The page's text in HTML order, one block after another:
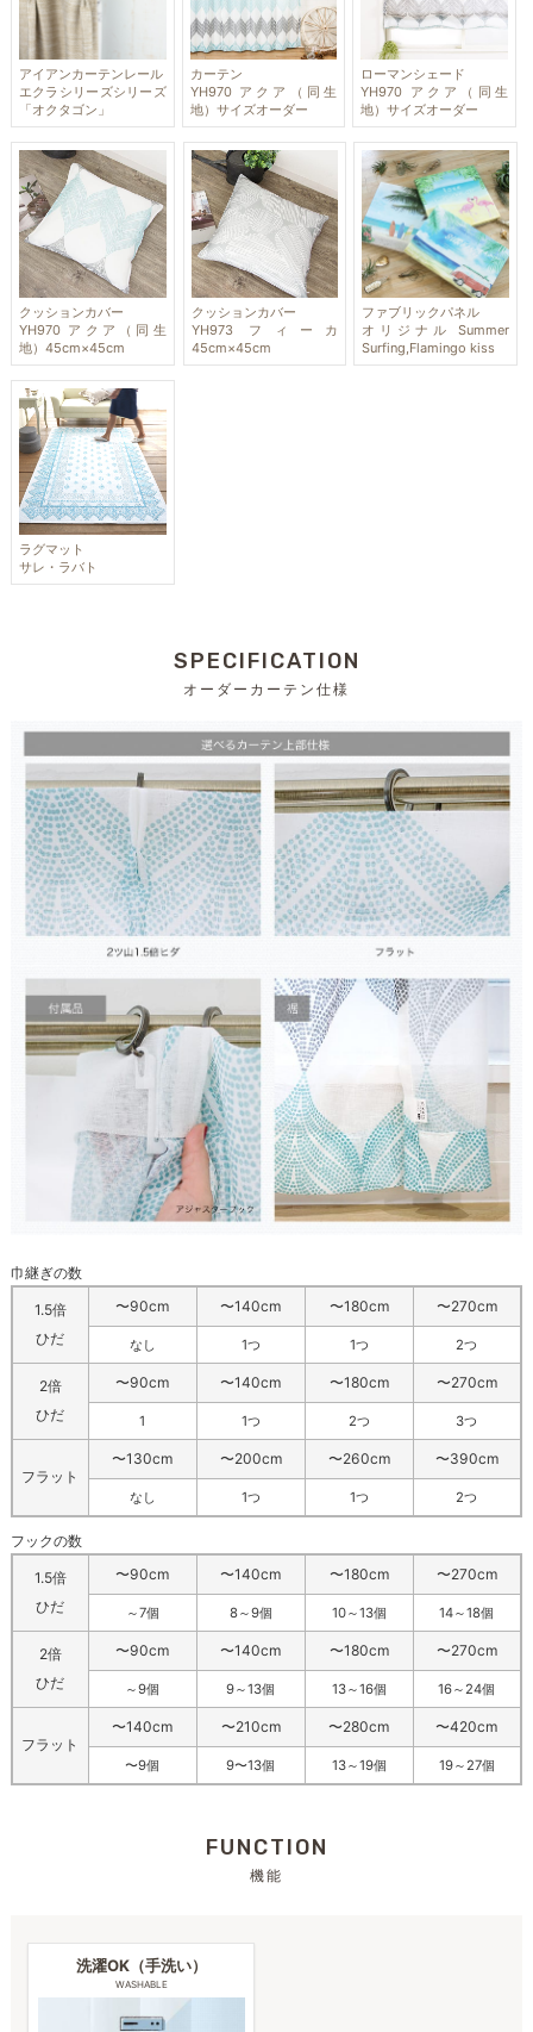
アイアンカーテンレール
エクラシリーズシリーズ
「オクタゴン」
カーテン
YH970 アクア（同生
地）サイズオーダー
ローマンシェード
YH970 アクア（同生
地）サイズオーダー
クッションカバー
YH970 アクア（同生
地）45cm×45cm
クッションカバー
YH973 フィーカ
45cm×45cm
ファブリックパネル
オリジナル Summer
Surfing,Flamingo kiss
ラグマット
サレ・ラバト
SPECIFICATION
オーダーカーテン仕様
巾継ぎの数
1.5倍
ひだ
〜90cm 〜140cm 〜180cm 〜270cm
なし 1つ 1つ 2つ
2倍
ひだ
〜90cm 〜140cm 〜180cm 〜270cm
1 1つ 2つ 3つ
フラット
〜130cm 〜200cm 〜260cm 〜390cm
なし 1つ 1つ 2つ
フックの数
1.5倍
ひだ
〜90cm 〜140cm 〜180cm 〜270cm
～7個 8～9個 10～13個 14～18個
2倍
ひだ
〜90cm 〜140cm 〜180cm 〜270cm
～9個 9～13個 13～16個 16～24個
フラット
〜140cm 〜210cm 〜280cm 〜420cm
〜9個 9〜13個 13～19個 19～27個
FUNCTION
機能
洗濯OK（手洗い）
WASHABLE